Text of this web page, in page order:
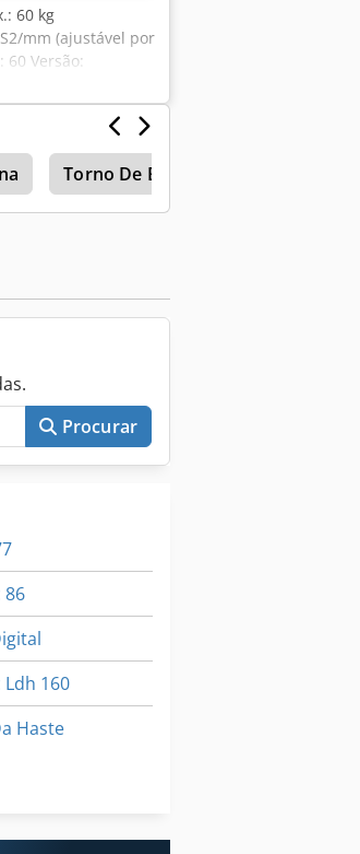
60 kg
mm (ajustável por
60 Versão:
mm: 160
Sem chave para
Torno De Bancada
Procurar
86
160
Haste